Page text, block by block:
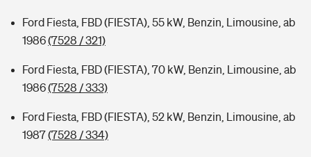
Ford Fiesta, FBD (FIESTA), 55 kW, Benzin, Limousine, ab
1986(7528 / 321)
Ford Fiesta, FBD (FIESTA), 70 kW, Benzin, Limousine, ab
1986(7528 / 333)
Ford Fiesta, FBD (FIESTA), 52 kW, Benzin, Limousine, ab
1987(7528 / 334)